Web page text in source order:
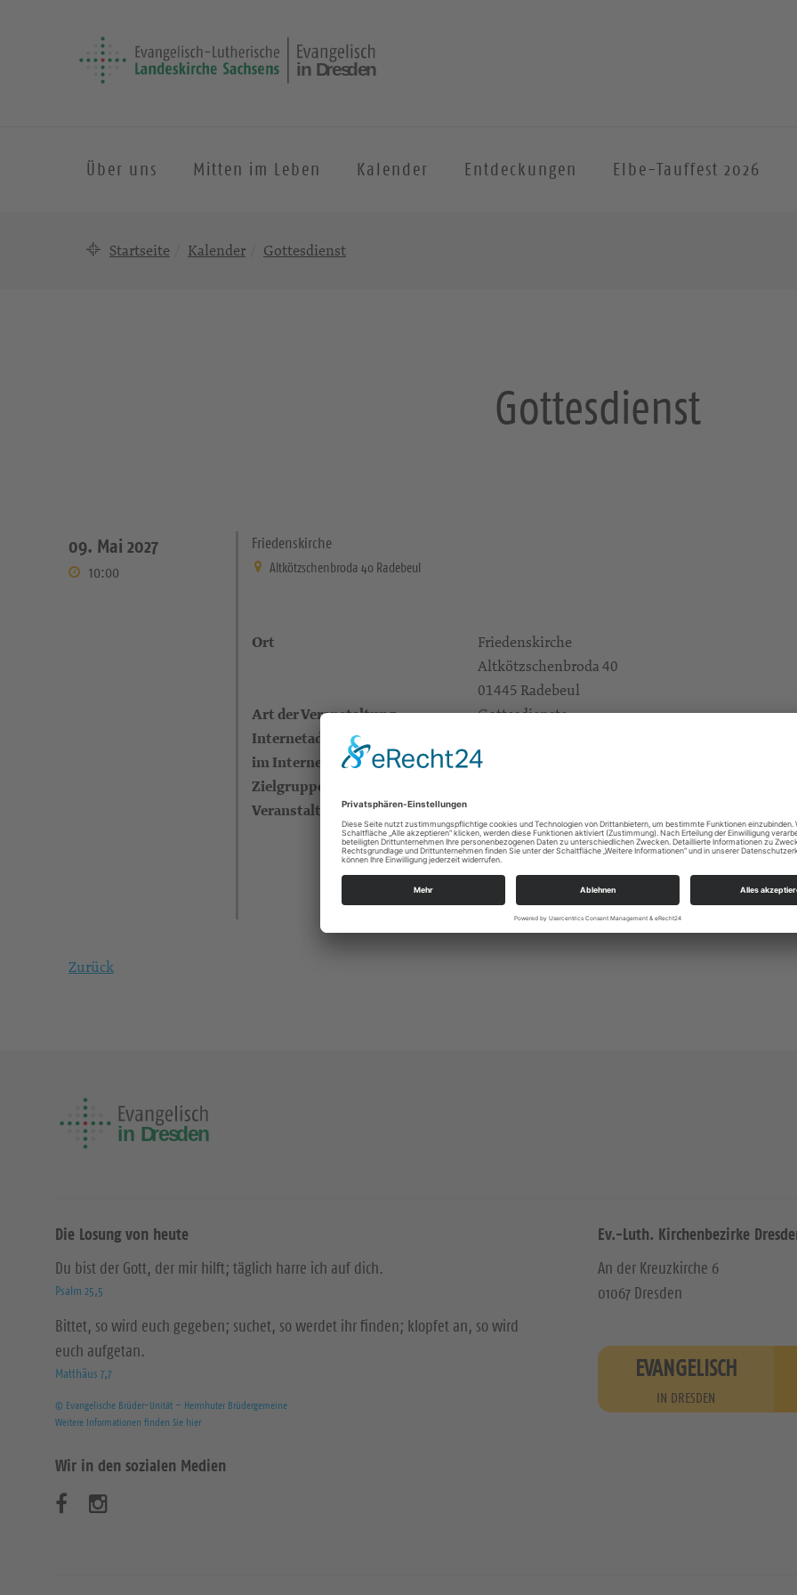
Über uns Mitten im Leben Kalender Entdeckungen Elbe-Tauffest 2026
Startseite Kalender Gottesdienst
Gottesdienst
09. Mai 2027
10:00
Friedenskirche
Altkötzschenbroda 40 Radebeul
Ort
Friedenskirche
Altkötzschenbroda 40
01445 Radebeul
Art der Veranstaltung Gottesdienste
Internetadresse (eigene Infos
im Internet)
https://landing.churchdesk.com/de/e/42080650/
Zielgruppe
Veranstalter
Altkötzschenbroda 40
01445 Radebeul
kg.radebeul_luther@evlks.de
https://loessnitz-kirchspiel.de/
Zurück
Die Losung von heute
Du bist der Gott, der mir hilft; täglich harre ich auf dich.
Psalm 25,5
Bittet, so wird euch gegeben; suchet, so werdet ihr finden; klopfet an, so wird
euch aufgetan.
Matthäus 7,7
© Evangelische Brüder-Unität – Herrnhuter Brüdergemeine
Weitere Informationen finden Sie hier
Wir in den sozialen Medien
Ev.-Luth. Kirchenbezirke
An der Kreuzkirche 6
01067 Dresden
EVANGELISCH
IN DRESDEN